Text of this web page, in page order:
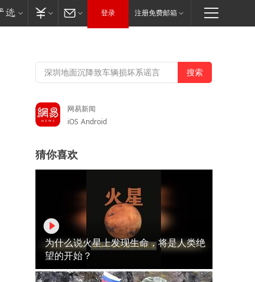
登录 注册免费邮箱
网易新闻
iOS Android
猜你喜欢
为什么说火星上发现生命，将是人类绝
望的开始？